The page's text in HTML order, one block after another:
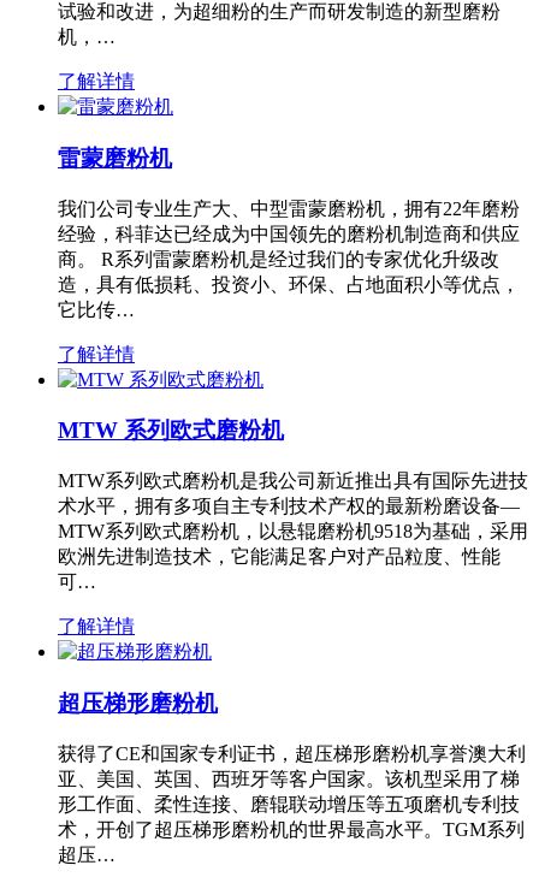
试验和改进，为超细粉的生产而研发制造的新型磨粉
机，…
了解详情
雷蒙磨粉机
我们公司专业生产大、中型雷蒙磨粉机，拥有22年磨粉
经验，科菲达已经成为中国领先的磨粉机制造商和供应
商。 R系列雷蒙磨粉机是经过我们的专家优化升级改
造，具有低损耗、投资小、环保、占地面积小等优点，
它比传…
了解详情
MTW 系列欧式磨粉机
MTW系列欧式磨粉机是我公司新近推出具有国际先进技
术水平，拥有多项自主专利技术产权的最新粉磨设备—
MTW系列欧式磨粉机，以悬辊磨粉机9518为基础，采用
欧洲先进制造技术，它能满足客户对产品粒度、性能
可…
了解详情
超压梯形磨粉机
获得了CE和国家专利证书，超压梯形磨粉机享誉澳大利
亚、美国、英国、西班牙等客户国家。该机型采用了梯
形工作面、柔性连接、磨辊联动增压等五项磨机专利技
术，开创了超压梯形磨粉机的世界最高水平。TGM系列
超压…